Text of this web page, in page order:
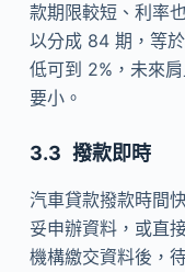
款期限較短、利率
以分成 84 期，等
低可到 2%，未來
要小。
撥款即時
汽車貸款撥款時間
妥申辦資料，或直
機構繳交資料後，